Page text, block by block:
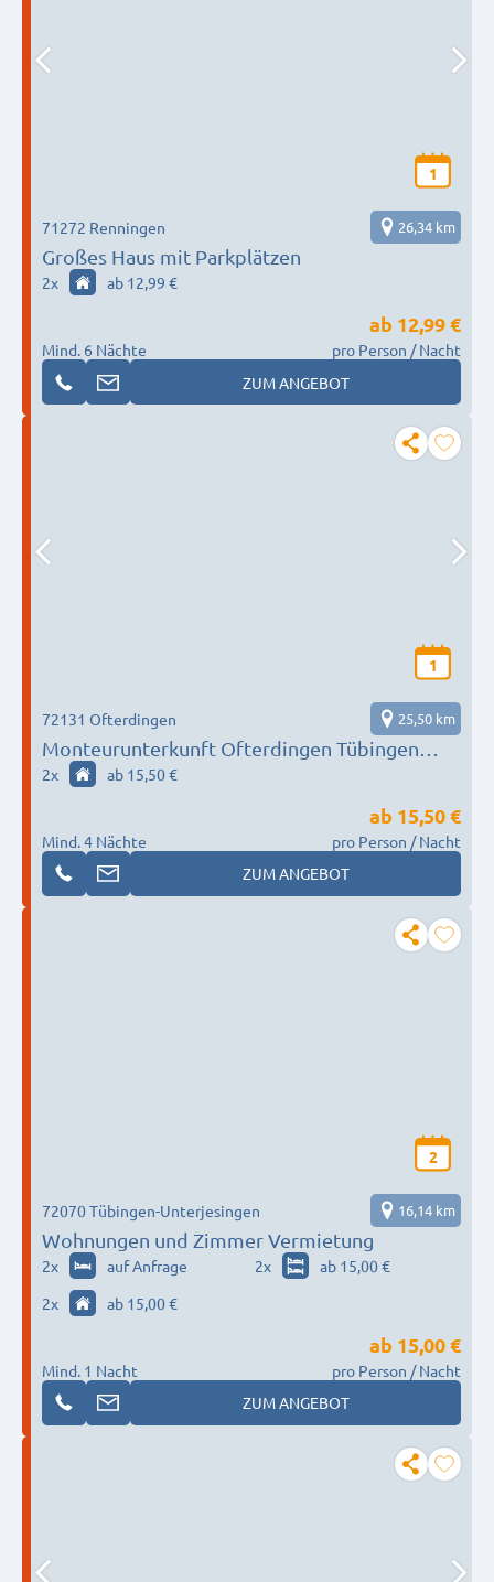
1
Großes Haus mit Parkplätzen
71272 Renningen 26,34 km
2x ab 12,99 €
Mind. 6 Nächte
ab 12,99 €
pro Person / Nacht
ZUM ANGEBOT
1
Monteurunterkunft Ofterdingen Tübingen
Reutlingen Rottenburg
72131 Ofterdingen 25,50 km
2x ab 15,50 €
Mind. 4 Nächte
ab 15,50 €
pro Person / Nacht
ZUM ANGEBOT
2
Wohnungen und Zimmer Vermietung
72070 Tübingen-Unterjesingen 16,14 km
2x auf Anfrage 2x
ab 15,00 €
2x ab 15,00 €
Mind. 1 Nacht
ab 15,00 €
pro Person / Nacht
ZUM ANGEBOT